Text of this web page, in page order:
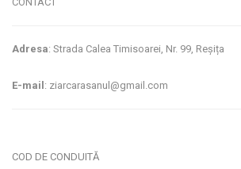
Adresa: Strada Calea Timisoarei, Nr. 99, Reșița
E-mail: ziarcarasanul@gmail.com
COD DE CONDUITĂ